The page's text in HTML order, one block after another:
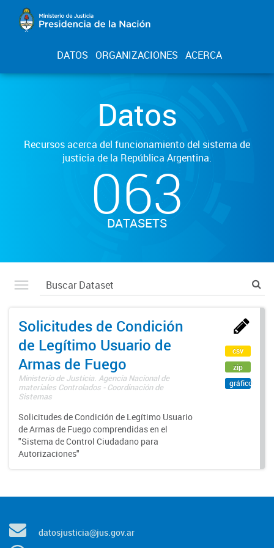
DATOS ORGANIZACIONES ACERCA
Datos
Recursos acerca del funcionamiento del sistema de
justicia de la República Argentina.
063
DATASETS
Solicitudes de Condición
de Legítimo Usuario de
Armas de Fuego
Ministerio de Justicia. Agencia Nacional de
materiales Controlados - Coordinación de
Sistemas
Solicitudes de Condición de Legítimo Usuario
de Armas de Fuego comprendidas en el
"Sistema de Control Ciudadano para
Autorizaciones"
csv
zip
gráfico
datosjusticia@jus.gov.ar